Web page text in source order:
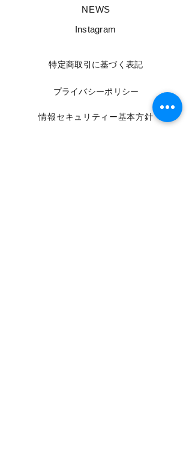
​NEWS
​Instagram
​特定商取引に基づく表記
​プライバシーポリシー
​情報セキュリティー基本方針